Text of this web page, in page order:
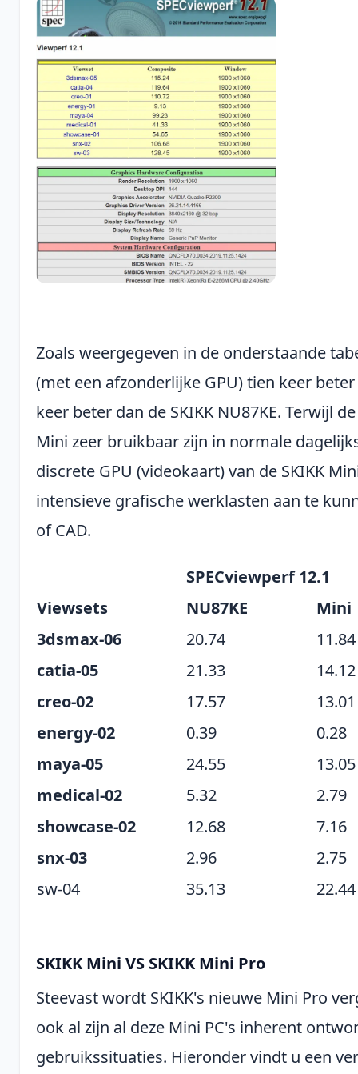
Zoals weergegeven in de onderstaande
(met een afzonderlijke GPU) tien keer
keer beter dan de SKIKK NU87KE. Terwijl de
Mini zeer bruikbaar zijn in normale
discrete GPU (videokaart) van de SKIKK
intensieve grafische werklasten aan te
of CAD.
SPECviewperf 12.1
Viewsets
NU87KE
Mini
3dsmax-06
20.74
11.84
catia-05
21.33
14.12
creo-02
17.57
13.01
energy-02
0.39
0.28
maya-05
24.55
13.05
medical-02
5.32
2.79
showcase-02
12.68
7.16
snx-03
2.96
2.75
sw-04
35.13 22.44
SKIKK Mini VS SKIKK Mini Pro
Steevast wordt SKIKK's nieuwe Mini Pro
ook al zijn al deze Mini PC's inherent
gebruikssituaties. Hieronder vindt u een